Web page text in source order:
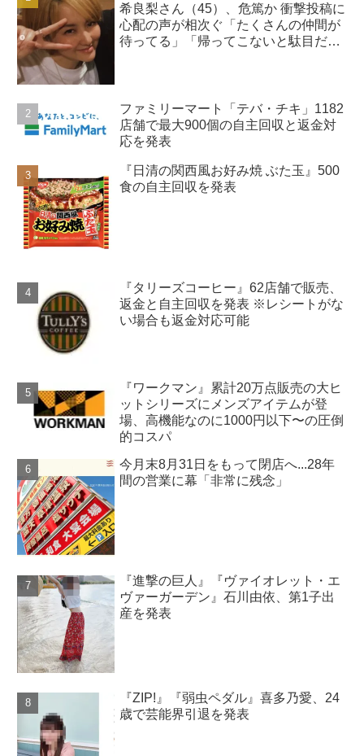
希良梨さん（45）、危篤か 衝撃投稿に
心配の声が相次ぐ「たくさんの仲間が
待ってる」「帰ってこないと駄目だ
ファミリーマート「テバ・チキ」1182
店舗で最大900個の自主回収と返金対
応を発表
『日清の関西風お好み焼 ぶた玉』500
食の自主回収を発表
『タリーズコーヒー』62店舗で販売、
返金と自主回収を発表 ※レシートがな
い場合も返金対応可能
『ワークマン』累計20万点販売の大ヒ
ットシリーズにメンズアイテムが登
場、高機能なのに1000円以下〜の圧倒
的コスパ
今月末8月31日をもって閉店へ...28年
間の営業に幕「非常に残念」
『進撃の巨人』『ヴァイオレット・エ
ヴァーガーデン』石川由依、第1子出
産を発表
『ZIP!』『弱虫ペダル』喜多乃愛、24
歳で芸能界引退を発表